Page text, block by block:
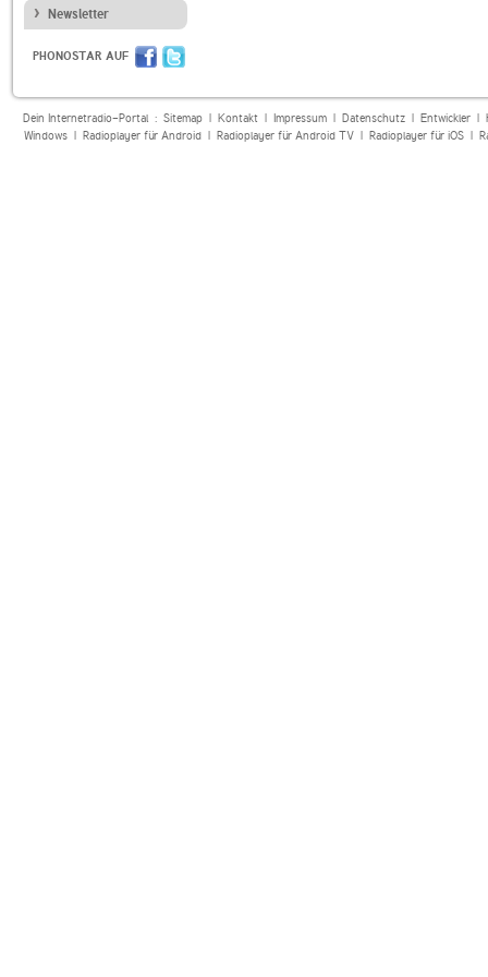
Newsletter
PHONOSTAR AUF
Dein Internetradio-Portal : Sitemap| Kontakt| Impressum| Datenschutz| Entwickler|
Windows| Radioplayer für Android| Radioplayer für Android TV| Radioplayer für iOS|